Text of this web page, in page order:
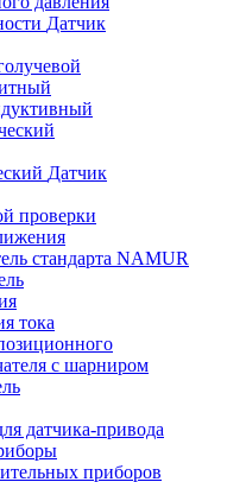
Датчик
Датчик
проверки
стандарта NAMUR
тока
с шарниром
датчика-привода